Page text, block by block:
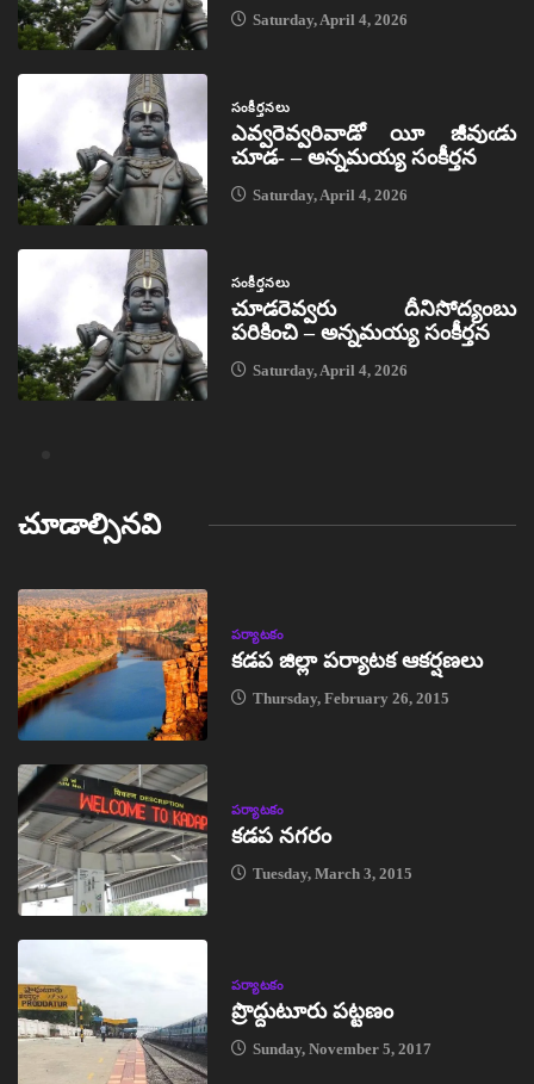
Saturday, April 4, 2026
సంకీర్తనలు
ఎవ్వరెవ్వరివాడో యీ జీవుఁడు
చూడ- – అన్నమయ్య సంకీర్తన
Saturday, April 4, 2026
సంకీర్తనలు
చూడరెవ్వరు దీనిసోద్యంబు
పరికించి – అన్నమయ్య సంకీర్తన
Saturday, April 4, 2026
చూడాల్సినవి
పర్యాటకం
కడప జిల్లా పర్యాటక ఆకర్షణలు
Thursday, February 26, 2015
పర్యాటకం
కడప నగరం
Tuesday, March 3, 2015
పర్యాటకం
ప్రొద్దుటూరు పట్టణం
Sunday, November 5, 2017